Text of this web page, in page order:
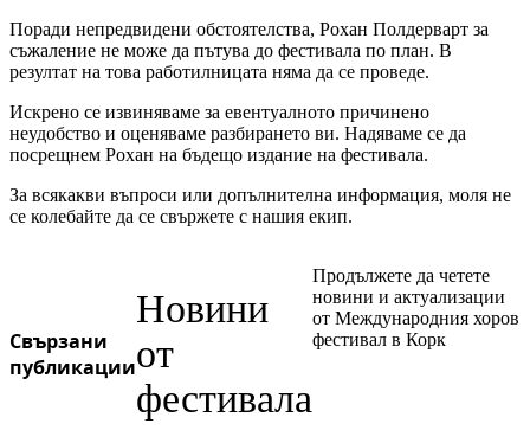
Поради непредвидени обстоятелства, Рохан Полдерварт за
съжаление не може да пътува до фестивала по план. В
резултат на това работилницата няма да се проведе.
Искрено се извиняваме за евентуалното причинено
неудобство и оценяваме разбирането ви. Надяваме се да
посрещнем Рохан на бъдещо издание на фестивала.
За всякакви въпроси или допълнителна информация, моля не
се колебайте да се свържете с нашия екип.
Свързани
публикации
Новини
от
фестивала
Продължете да четете
новини и актуализации
от Международния хоров
фестивал в Корк